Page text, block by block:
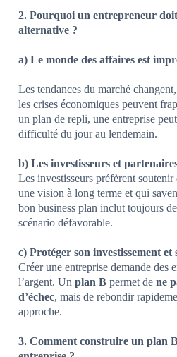
2. Pourquoi un entrepreneur
alternative ?
a) Le monde des affaires est
Les tendances du marché
les crises économiques peuvent
un plan de repli, une entreprise
difficulté du jour au lendemain.
b) Les investisseurs et
Les investisseurs préfèrent
une vision à long terme et qui
bon business plan inclut toujours
scénario défavorable.
c) Protéger son investissement et
Créer une entreprise demande des
l’argent. Un plan B permet de ne
d’échec, mais de rebondir
approche.
3. Comment construire un plan